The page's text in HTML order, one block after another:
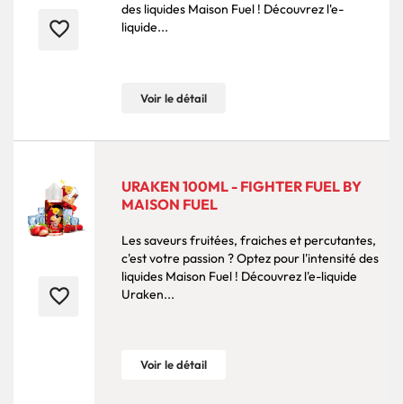
favorite_border
des liquides Maison Fuel ! Découvrez l'e-
liquide...
Voir le détail
favorite_border
URAKEN 100ML - FIGHTER FUEL BY
MAISON FUEL
Les saveurs fruitées, fraiches et percutantes,
c'est votre passion ? Optez pour l'intensité des
liquides Maison Fuel ! Découvrez l'e-liquide
Uraken...
Voir le détail